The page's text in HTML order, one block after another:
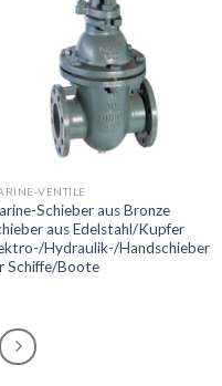
VENTILE
Schieber aus Bronze
aus Edelstahl/Kupfer
Hydraulik-/Handschieber
Schiffe/Boote